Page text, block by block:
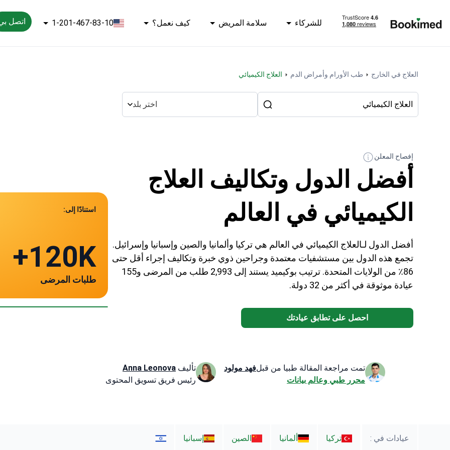
للشركاء سلامة المريض كيف نعمل؟ 1-201-467-83-10 اتصل
العلاج في الخارج طب الأورام وأمراض الدم العلاج الكيميائي
اختر بلد
إفصاح المعلن
أفضل الدول وتكاليف العلاج
الكيميائي في العالم
أفضل الدول لـالعلاج الكيميائي في العالم هي تركيا وألمانيا والصين وإسبانيا وإسرائيل.
تجمع هذه الدول بين مستشفيات معتمدة وجراحين ذوي خبرة وتكاليف إجراء أقل حتى
86٪ من الولايات المتحدة. ترتيب بوكيميد يستند إلى 2,993 طلب من المرضى و155
عيادة موثوقة في أكثر من 32 دولة.
احصل على تطابق عيادتك
استنادًا إلى:
120K+
طلبات المرضى
تمت مراجعة المقالة طبيا من قبلفهد مولود
محرر طبي وعالم بيانات
تأليف Anna Leonova
رئيس فريق تسويق المحتوى
عيادات في : تركيا ألمانيا الصين إسبانيا